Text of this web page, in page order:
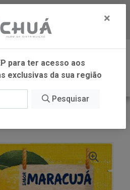
Baixe já nosso APP
0
×
para ter acesso aos
exclusivas da sua região
Pesquisar